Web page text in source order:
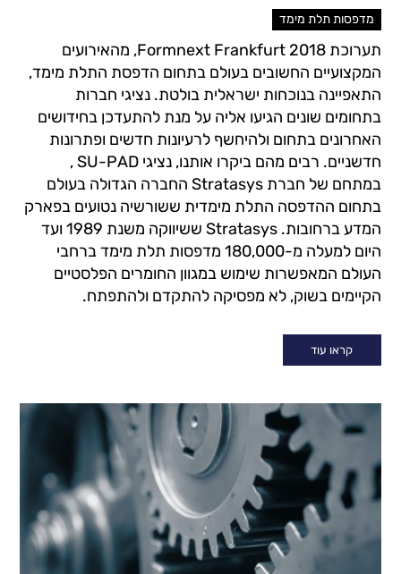
מדפסות תלת מימד
תערוכת Formnext Frankfurt 2018, מהאירועים
המקצועיים החשובים בעולם בתחום הדפסת התלת מימד,
התאפיינה בנוכחות ישראלית בולטת. נציגי חברות
בתחומים שונים הגיעו אליה על מנת להתעדכן בחידושים
האחרונים בתחום ולהיחשף לרעיונות חדשים ופתרונות
חדשניים. רבים מהם ביקרו אותנו, נציגי SU-PAD ,
במתחם של חברת Stratasys החברה הגדולה בעולם
בתחום ההדפסה התלת מימדית ששורשיה נטועים בפארק
המדע ברחובות. Stratasys ששיווקה משנת 1989 ועד
היום למעלה מ-180,000 מדפסות תלת מימד ברחבי
העולם המאפשרות שימוש במגוון החומרים הפלסטיים
הקיימים בשוק, לא מפסיקה להתקדם ולהתפתח.
קראו עוד